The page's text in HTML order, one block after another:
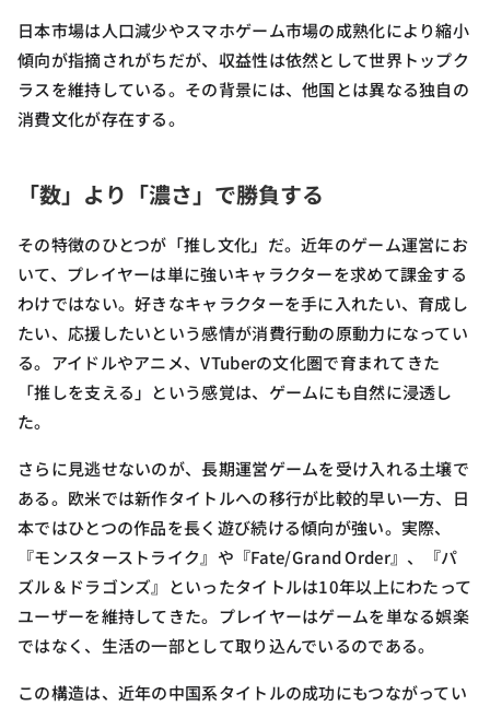
日本市場は人口減少やスマホゲーム市場の成熟化により縮小
傾向が指摘されがちだが、収益性は依然として世界トップク
ラスを維持している。その背景には、他国とは異なる独自の
消費文化が存在する。
「数」より「濃さ」で勝負する
その特徴のひとつが「推し文化」だ。近年のゲーム運営にお
いて、プレイヤーは単に強いキャラクターを求めて課金する
わけではない。好きなキャラクターを手に入れたい、育成し
たい、応援したいという感情が消費行動の原動力になってい
る。アイドルやアニメ、VTuberの文化圏で育まれてきた
「推しを支える」という感覚は、ゲームにも自然に浸透し
た。
さらに見逃せないのが、長期運営ゲームを受け入れる土壌で
ある。欧米では新作タイトルへの移行が比較的早い一方、日
本ではひとつの作品を長く遊び続ける傾向が強い。実際、
『モンスターストライク』や『Fate/Grand Order』、『パ
ズル＆ドラゴンズ』といったタイトルは10年以上にわたって
ユーザーを維持してきた。プレイヤーはゲームを単なる娯楽
ではなく、生活の一部として取り込んでいるのである。
この構造は、近年の中国系タイトルの成功にもつながってい